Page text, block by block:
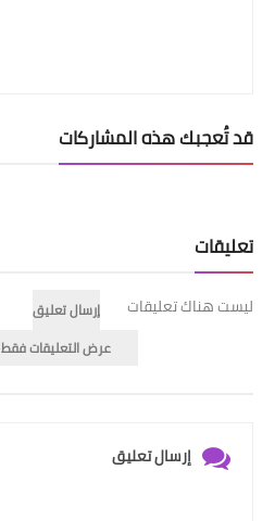
قد تُعجبك هذه المشاركات
تعليقات
ليست هناك تعليقات
إرسال تعليق
عرض التعليقات فقط
إرسال تعليق